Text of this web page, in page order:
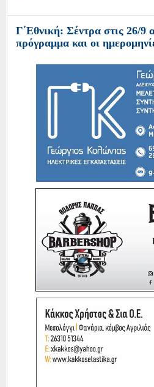
Γ΄Εθνική: Σέντρα στις 26/9
πρόγραμμα και οι